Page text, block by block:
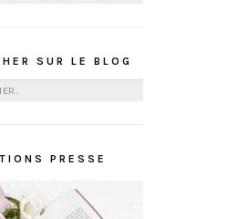
SUR LE BLOG
PRESSE